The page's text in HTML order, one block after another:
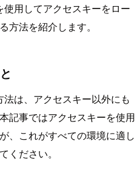
用してアクセスキーをロー
方法を紹介します。
は、アクセスキー以外にも
記事ではアクセスキーを使用
、これがすべての環境に適し
ください。